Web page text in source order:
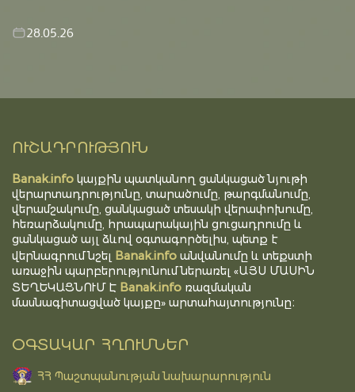
28.05.26
ՈՒՇԱԴՐՈՒԹՅՈՒՆ
Banak.info կայքին պատկանող ցանկացած նյութի
վերարտադրությունը, տարածումը, թարգմանումը,
վերամշակումը, ցանկացած տեսակի վերափոխումը,
հեռարձակումը, հրապարակային ցուցադրումը և
ցանկացած այլ ձևով օգտագործելիս, պետք է
վերնագրում նշել Banak.info անվանումը և տեքստի
առաջին պարբերությունում ներառել «ԱՅՍ ՄԱՍԻՆ
ՏԵՂԵԿԱՑՆՈՒՄ Է Banak.info ռազմական
մասնագիտացված կայքը» արտահայտությունը։
ՕԳՏԱԿԱՐ ՀՂՈՒՄՆԵՐ
ՀՀ Պաշտպանության նախարարություն